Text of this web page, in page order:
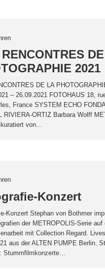
2021
DE LA
– 26.09.2021 FOTOHAUS 18,
France SYSTEM ECHO
RIVIERA-ORTIZ Barbara Wolff
kuratiert von…
Konzert
Konzert Stephan von Bothmer
der METROPOLIS-Serie
mit Collection Regard.
aus der ALTEN PUMPE Berlin.
Stummfilmkonzerte…